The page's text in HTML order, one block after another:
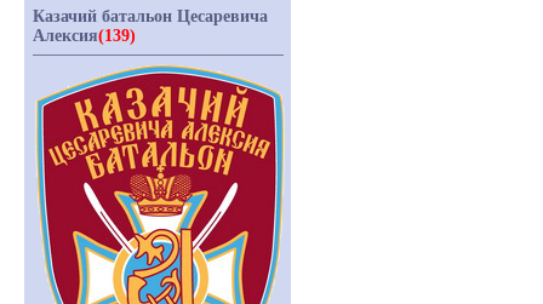
Казачий батальон Цесаревича
Алексия(139)